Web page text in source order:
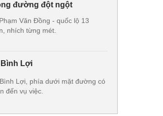
đường đột ngột
Văn Đồng - quốc lộ 13
nhích từng mét.
Lợi
Lợi, phía dưới mặt đường có
đến vụ việc.